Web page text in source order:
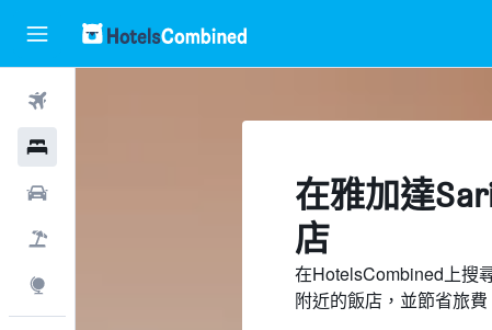
在雅加達
店
在HotelsCombined上搜
附近的飯店，並節省旅費